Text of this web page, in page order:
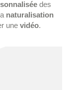
des
naturalisation
unevidéo.